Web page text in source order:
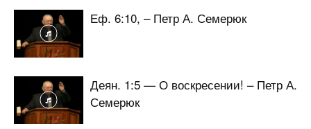
Еф. 6:10, – Петр А. Семерюк
Деян. 1:5 — О воскресении! – Петр А.
Семерюк